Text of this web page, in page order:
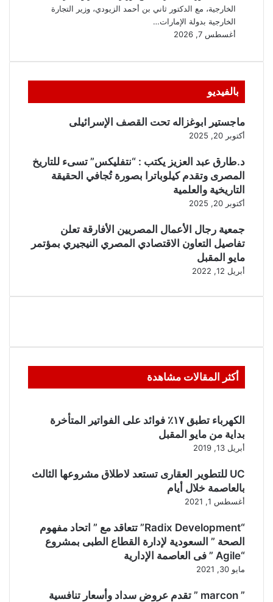
بالفيديو
ماجستير ابوغزاله تحت القصف الإسرائيلى
أكتوبر 20, 2025
د.طارق عبد العزيز يكتب : “نتفليكس” تسىء للتاريخ
المصرى وتقدم كيلوباترا بصورة تُجافي الحقيقة
التاريخية والعلمية
أكتوبر 20, 2025
جمعية رجال الأعمال المصريين الأفارقة تعلن
تفاصيل التعاون الاقتصادي المصري النيجيري بمؤتمر
مايو المقبل
أبريل 12, 2022
أكثر المقالات مشاهدة
الكهرباء تطبق ١٧٪ فوائد على الفواتير المتأخرة
بداية من مايو المقبل
أبريل 13, 2019
UC للتطوير العقارى تستعد لاطلاق مشروعها الثالث
بالعاصمة خلال أيام
أغسطس 1, 2021
“Radix Development” تتعاقد مع ” اتحاد مفهوم
الصحة ” السعودية لإدارة القطاع الطبى بمشروع
“Agile ” فى العاصمة الإدارية
مايو 30, 2021
” marcon ” تقدم عروض سداد وأسعار تنافسية